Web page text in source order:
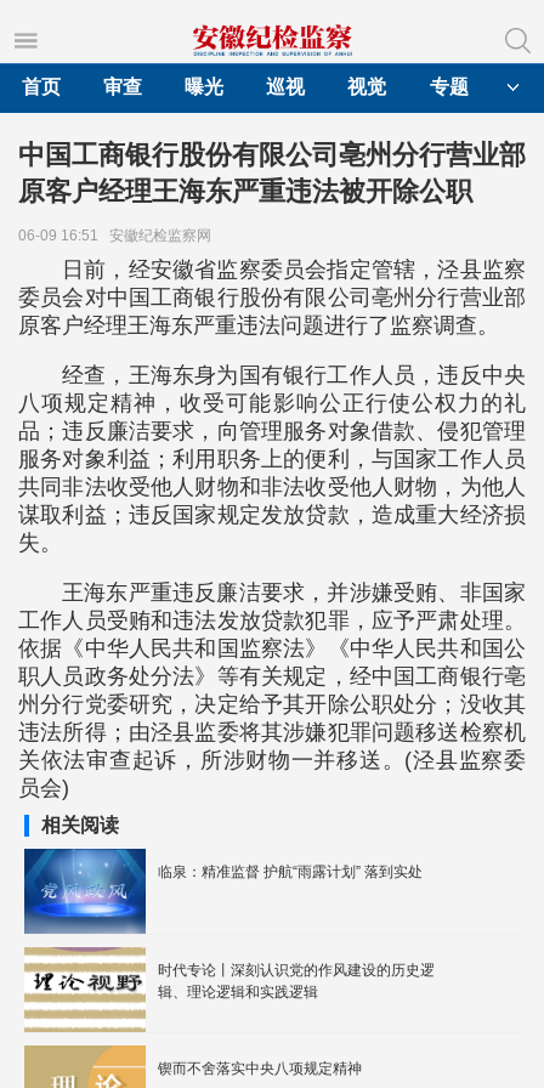
首页
审查 曝光 巡视 视觉 专题
中国工商银行股份有限公司亳州分行营业部
原客户经理王海东严重违法被开除公职
06-09 16:51 安徽纪检监察网
日前，经安徽省监察委员会指定管辖，泾县监察
委员会对中国工商银行股份有限公司亳州分行营业部
原客户经理王海东严重违法问题进行了监察调查。
经查，王海东身为国有银行工作人员，违反中央
八项规定精神，收受可能影响公正行使公权力的礼
品；违反廉洁要求，向管理服务对象借款、侵犯管理
服务对象利益；利用职务上的便利，与国家工作人员
共同非法收受他人财物和非法收受他人财物，为他人
谋取利益；违反国家规定发放贷款，造成重大经济损
失。
王海东严重违反廉洁要求，并涉嫌受贿、非国家
工作人员受贿和违法发放贷款犯罪，应予严肃处理。
依据《中华人民共和国监察法》《中华人民共和国公
职人员政务处分法》等有关规定，经中国工商银行亳
州分行党委研究，决定给予其开除公职处分；没收其
违法所得；由泾县监委将其涉嫌犯罪问题移送检察机
关依法审查起诉，所涉财物一并移送。(泾县监察委
员会)
相关阅读
临泉：精准监督 护航“雨露计划” 落到实处
时代专论丨深刻认识党的作风建设的历史逻
辑、理论逻辑和实践逻辑
锲而不舍落实中央八项规定精神